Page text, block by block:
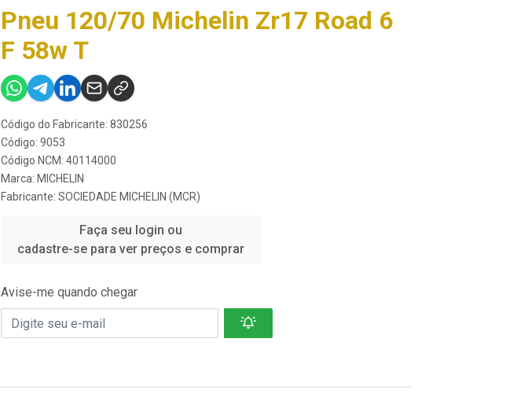
Pneu 120/70 Michelin Zr17 Road 6
F 58w T
Código do Fabricante: 830256
Código: 9053
Código NCM: 40114000
Marca: MICHELIN
Fabricante: SOCIEDADE MICHELIN (MCR)
Faça seu login ou
cadastre-se para ver preços e comprar
Avise-me quando chegar